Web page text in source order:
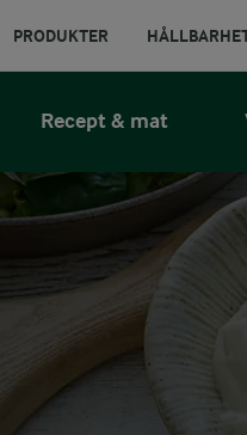
PRODUKTER
Recept & mat